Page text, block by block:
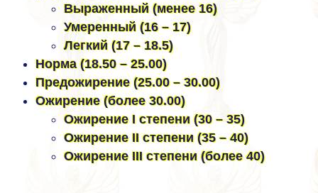
Выраженный (менее 16)
Умеренный (16 – 17)
Легкий (17 – 18.5)
Норма (18.50 – 25.00)
Предожирение (25.00 – 30.00)
Ожирение (более 30.00)
Ожирение I степени (30 – 35)
Ожирение II степени (35 – 40)
Ожирение III степени (более 40)